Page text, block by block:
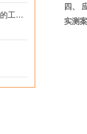
操作渗漏巡检仪前务必了解所有的工作原理
四、
实测